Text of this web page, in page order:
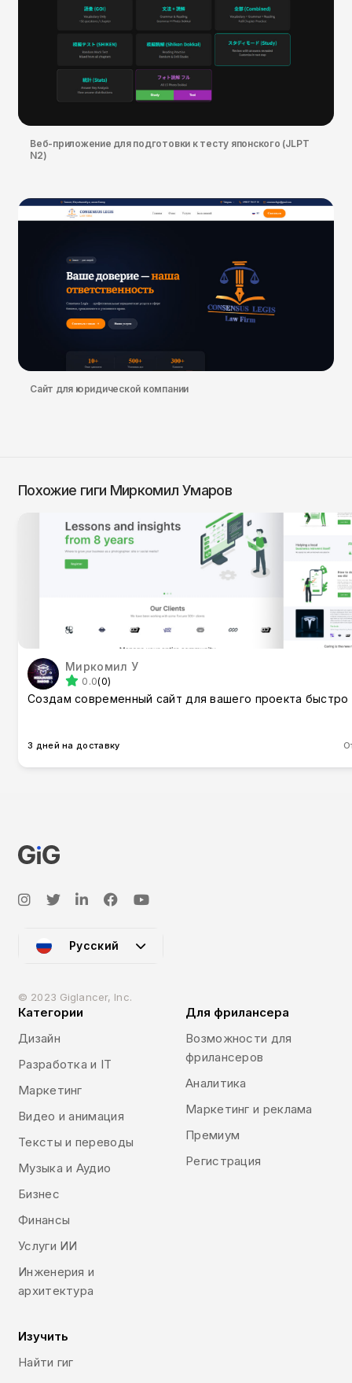
Веб-приложение для подготовки к тесту японского (JLPT
N2)
Сайт для юридической компании
Похожие гиги Миркомил Умаров
Миркомил У
0.0(0)
Создам современный сайт для вашего проекта быстро
3 дней на доставку
Русский
© 2023 Giglancer, Inc.
Категории
Дизайн
Разработка и IT
Маркетинг
Видео и анимация
Тексты и переводы
Музыка и Аудио
Бизнес
Финансы
Услуги ИИ
Инженерия и
архитектура
Для фрилансера
Возможности для
фрилансеров
Аналитика
Маркетинг и реклама
Премиум
Регистрация
Изучить
Найти гиг